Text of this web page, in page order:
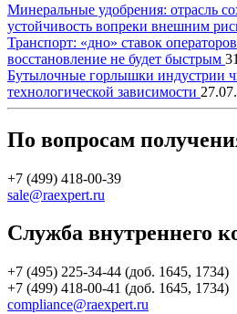
Минеральные удобрения: отрасль
устойчивость вопреки внешним
Транспорт: «дно» ставок
восстановление не будет быстрым
Бутылочные горлышки индустрии
технологической зависимости
По вопросам
+7 (499) 418-00-39
sale@raexpert.ru
Служба внутреннего
+7 (495) 225-34-44 (доб. 1645, 1734)
+7 (499) 418-00-41 (доб. 1645, 1734)
compliance@raexpert.ru